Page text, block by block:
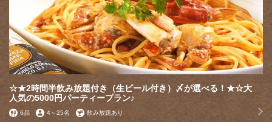
☆★2時間半飲み放題付き（生ビール付き）〆が選べる！★☆大
人気の5000円パーティープラン♪
6品 4～25名 飲み放題あり